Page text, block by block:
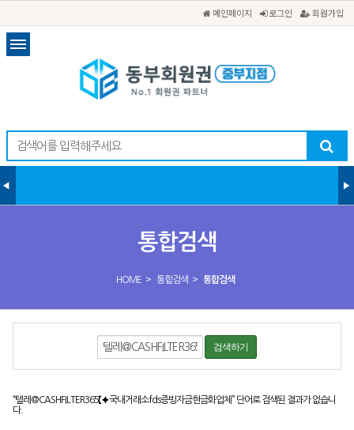
메인페이지 로그인 회원가입
통합검색
HOME > 통합검색 > 통합검색
“텔레@CASHFILTER365【⯌국내거래소fds증빙자금현금화업체” 단어로 검색된 결과가 없습니
다.